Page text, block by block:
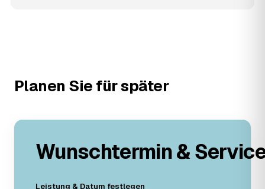
Planen Sie für später
Wunschtermin &
Leistung & Datum festlegen